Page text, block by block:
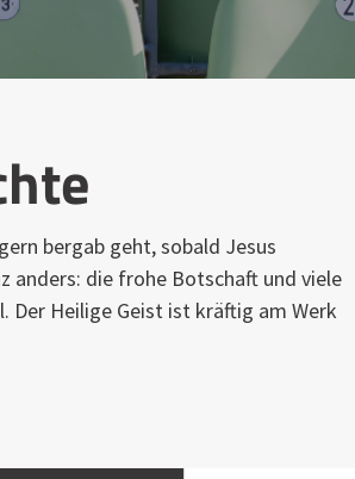
bergab geht, sobald Jesus
anders: die frohe Botschaft und viele
Der Heilige Geist ist kräftig am Werk